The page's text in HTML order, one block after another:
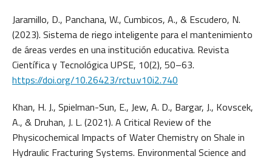
Jaramillo, D., Panchana, W., Cumbicos, A., & Escudero, N.
(2023). Sistema de riego inteligente para el mantenimiento
de áreas verdes en una institución educativa. Revista
Científica y Tecnológica UPSE, 10(2), 50–63.
https://doi.org/10.26423/rctu.v10i2.740
Khan, H. J., Spielman-Sun, E., Jew, A. D., Bargar, J., Kovscek,
A., & Druhan, J. L. (2021). A Critical Review of the
Physicochemical Impacts of Water Chemistry on Shale in
Hydraulic Fracturing Systems. Environmental Science and